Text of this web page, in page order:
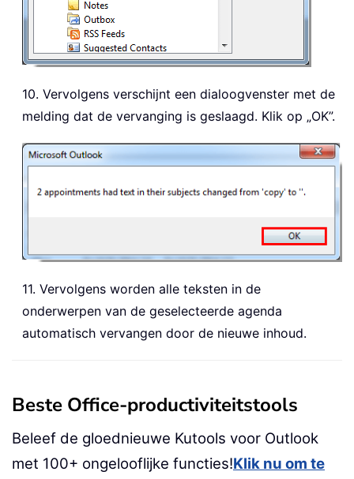
10. Vervolgens verschijnt een dialoogvenster met de
melding dat de vervanging is geslaagd. Klik op „OK”.
11. Vervolgens worden alle teksten in de
onderwerpen van de geselecteerde agenda
automatisch vervangen door de nieuwe inhoud.
Beste Office-productiviteitstools
Beleef de gloednieuwe Kutools voor Outlook
met 100+ ongelooflijke functies!Klik nu om te